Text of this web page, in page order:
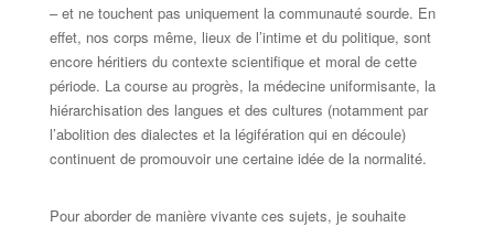
– et ne touchent pas uniquement la communauté sourde. En
effet, nos corps même, lieux de l’intime et du politique, sont
encore héritiers du contexte scientifique et moral de cette
période. La course au progrès, la médecine uniformisante, la
hiérarchisation des langues et des cultures (notamment par
l’abolition des dialectes et la légifération qui en découle)
continuent de promouvoir une certaine idée de la normalité.
Pour aborder de manière vivante ces sujets, je souhaite